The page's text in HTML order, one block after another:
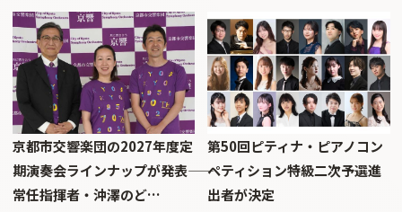
京都市交響楽団の2027年度定
期演奏会ラインナップが発表――
常任指揮者・沖澤のど…
第50回ピティナ・ピアノコン
ペティション特級二次予選進
出者が決定